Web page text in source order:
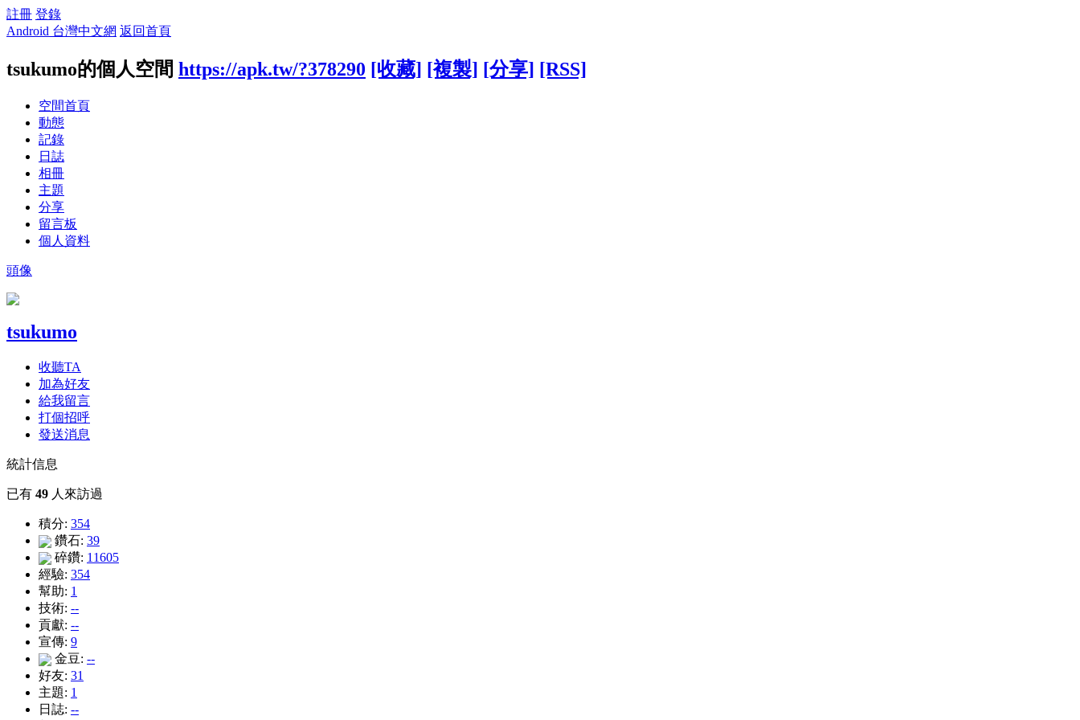
註冊 登錄
Android 台灣中文網 返回首頁
tsukumo的個人空間 https://apk.tw/?378290 [收藏] [複製] [分享] [RSS]
空間首頁
動態
記錄
日誌
相冊
主題
分享
留言板
個人資料
頭像
tsukumo
收聽TA
加為好友
給我留言
打個招呼
發送消息
統計信息
已有 49 人來訪過
積分: 354
鑽石: 39
碎鑽: 11605
經驗: 354
幫助: 1
技術: --
貢獻: --
宣傳: 9
金豆: --
好友: 31
主題: 1
日誌: --